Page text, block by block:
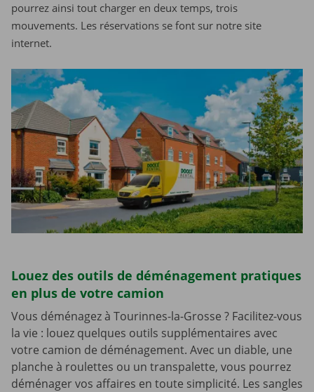
pourrez ainsi tout charger en deux temps, trois
mouvements. Les réservations se font sur notre site
internet.
Louez des outils de déménagement pratiques
en plus de votre camion
Vous déménagez à Tourinnes-la-Grosse ? Facilitez-vous
la vie : louez quelques outils supplémentaires avec
votre camion de déménagement. Avec un diable, une
planche à roulettes ou un transpalette, vous pourrez
déménager vos affaires en toute simplicité. Les sangles